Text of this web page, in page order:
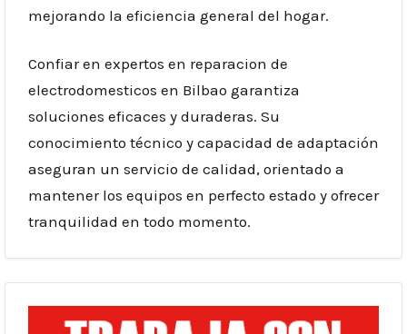
mejorando la eficiencia general del hogar.
Confiar en expertos en reparacion de
electrodomesticos en Bilbao garantiza
soluciones eficaces y duraderas. Su
conocimiento técnico y capacidad de adaptación
aseguran un servicio de calidad, orientado a
mantener los equipos en perfecto estado y ofrecer
tranquilidad en todo momento.